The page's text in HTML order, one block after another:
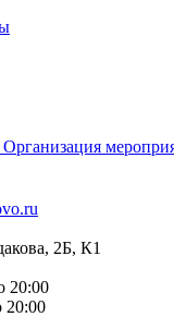
Организация
2Б, К1
20:00
20:00